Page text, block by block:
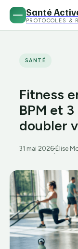
Santé
PROTOCOLES &
SANTÉ
Fitness
BPM et
doubler
31 mai 2026
·
Élise